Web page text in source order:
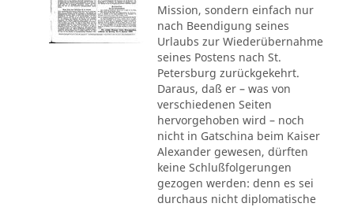
Mission, sondern einfach nur
nach Beendigung seines
Urlaubs zur Wiederübernahme
seines Postens nach St.
Petersburg zurückgekehrt.
Daraus, daß er – was von
verschiedenen Seiten
hervorgehoben wird – noch
nicht in Gatschina beim Kaiser
Alexander gewesen, dürften
keine Schlußfolgerungen
gezogen werden: denn es sei
durchaus nicht diplomatische